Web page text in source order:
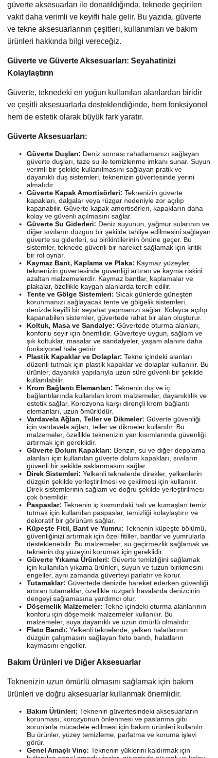
güverte aksesuarları ile donatıldığında, teknede geçirilen
vakit daha verimli ve keyifli hale gelir. Bu yazıda, güverte
ve tekne aksesuarlarının çeşitleri, kullanımları ve bakım
ürünleri hakkında bilgi vereceğiz.
Güverte ve Güverte Aksesuarları: Seyahatinizi
Kolaylaştırın
Güverte, teknedeki en yoğun kullanılan alanlardan biridir
ve çeşitli aksesuarlarla desteklendiğinde, hem fonksiyonel
hem de estetik olarak büyük fark yaratır.
Güverte Aksesuarları:
Güverte Duşları: Deniz sonrası rahatlamanızı sağlayan
güverte duşları, taze su ile temizlenme imkanı sunar. Suyun
verimli bir şekilde kullanılmasını sağlayan pratik ve
dayanıklı duş sistemleri, teknenizin güvertesinde yerini
almalıdır.
Güverte Kapak Amortisörleri: Teknenizin güverte
kapakları, dalgalar veya rüzgar nedeniyle zor açılıp
kapanabilir. Güverte kapak amortisörleri, kapakların daha
kolay ve güvenli açılmasını sağlar.
Güverte Su Giderleri: Deniz suyunun, yağmur sularının ve
diğer sıvıların düzgün bir şekilde tahliye edilmesini sağlayan
güverte su giderleri, su birikintilerinin önüne geçer. Bu
sistemler, teknede güvenli bir hareket sağlamak için kritik
bir rol oynar.
Kaymaz Bant, Kaplama ve Plaka: Kaymaz yüzeyler,
teknenizin güvertesinde güvenliği artıran ve kayma riskini
azaltan malzemelerdir. Kaymaz bantlar, kaplamalar ve
plakalar, özellikle kaygan alanlarda tercih edilir.
Tente ve Gölge Sistemleri: Sıcak günlerde güneşten
korunmanızı sağlayacak tente ve gölgelik sistemleri,
denizde keyifli bir seyahat yapmanızı sağlar. Kolayca açılıp
kapanabilen sistemler, güvertede rahat bir alan oluşturur.
Koltuk, Masa ve Sandalye: Güvertede oturma alanları,
konforlu seyir için önemlidir. Güverteye uygun, sağlam ve
şık koltuklar, masalar ve sandalyeler, yaşam alanını daha
fonksiyonel hale getirir.
Plastik Kapaklar ve Dolaplar: Tekne içindeki alanları
düzenli tutmak için plastik kapaklar ve dolaplar kullanılır. Bu
ürünler, dayanıklı yapılarıyla uzun süre güvenli bir şekilde
kullanılabilir.
Krom Bağlantı Elemanları: Teknenin dış ve iç
bağlantılarında kullanılan krom malzemeler, dayanıklılık ve
estetik sağlar. Korozyona karşı dirençli krom bağlantı
elemanları, uzun ömürlüdür.
Vardavela Ağları, Teller ve Dikmeler: Güverte güvenliği
için vardavela ağları, teller ve dikmeler kullanılır. Bu
malzemeler, özellikle teknenizin yan kısımlarında güvenliği
artırmak için gereklidir.
Güverte Dolum Kapakları: Benzin, su ve diğer depolama
alanları için kullanılan güverte dolum kapakları, sıvıların
güvenli bir şekilde saklanmasını sağlar.
Direk Sistemleri: Yelkenli teknelerde direkler, yelkenlerin
düzgün şekilde yerleştirilmesi ve çekilmesi için kullanılır.
Direk sistemlerinin sağlam ve doğru şekilde yerleştirilmesi
çok önemlidir.
Paspaslar: Teknenin iç kısmındaki halı ve kumaşları temiz
tutmak için kullanılan paspaslar, temizliği kolaylaştırır ve
dekoratif bir görünüm sağlar.
Küpeşte Fitil, Bant ve Yumru: Teknenin küpeşte bölümü,
güvenliğinizi artırmak için özel fitiller, bantlar ve yumrularla
desteklenebilir. Bu malzemeler, su geçirmezlik sağlamak ve
teknenin dış yüzeyini korumak için gereklidir.
Güverte Yıkama Ürünleri: Güverte temizliğini sağlamak
için kullanılan yıkama ürünleri, suyun ve tuzun birikmesini
engeller, aynı zamanda güverteyi parlatır ve korur.
Tutamaklar: Güvertede denizde hareket ederken güvenliği
artıran tutamaklar, özellikle rüzgarlı havalarda denizcinin
dengeyi sağlamasına yardımcı olur.
Döşemelik Malzemeler: Tekne içindeki oturma alanlarının
konforu için döşemelik malzemeler kullanılır. Bu
malzemeler, suya dayanıklı ve uzun ömürlü olmalıdır.
Fleto Bandı: Yelkenli teknelerde, yelken halatlarının
düzgün çalışmasını sağlayan fleto bandı, halatların
kaymasını engeller.
Bakım Ürünleri ve Diğer Aksesuarlar
Teknenizin uzun ömürlü olmasını sağlamak için bakım
ürünleri ve doğru aksesuarlar kullanmak önemlidir.
Bakım Ürünleri: Teknenin güvertesindeki aksesuarların
korunması, korozyonun önlenmesi ve paslanma gibi
sorunlarla mücadele edilmesi için bakım ürünleri kullanılır.
Bu ürünler, yüzey temizleme, parlatma ve koruma işlevi
görür.
Genel Amaçlı Vinç: Teknenin yüklerini kaldırmak için